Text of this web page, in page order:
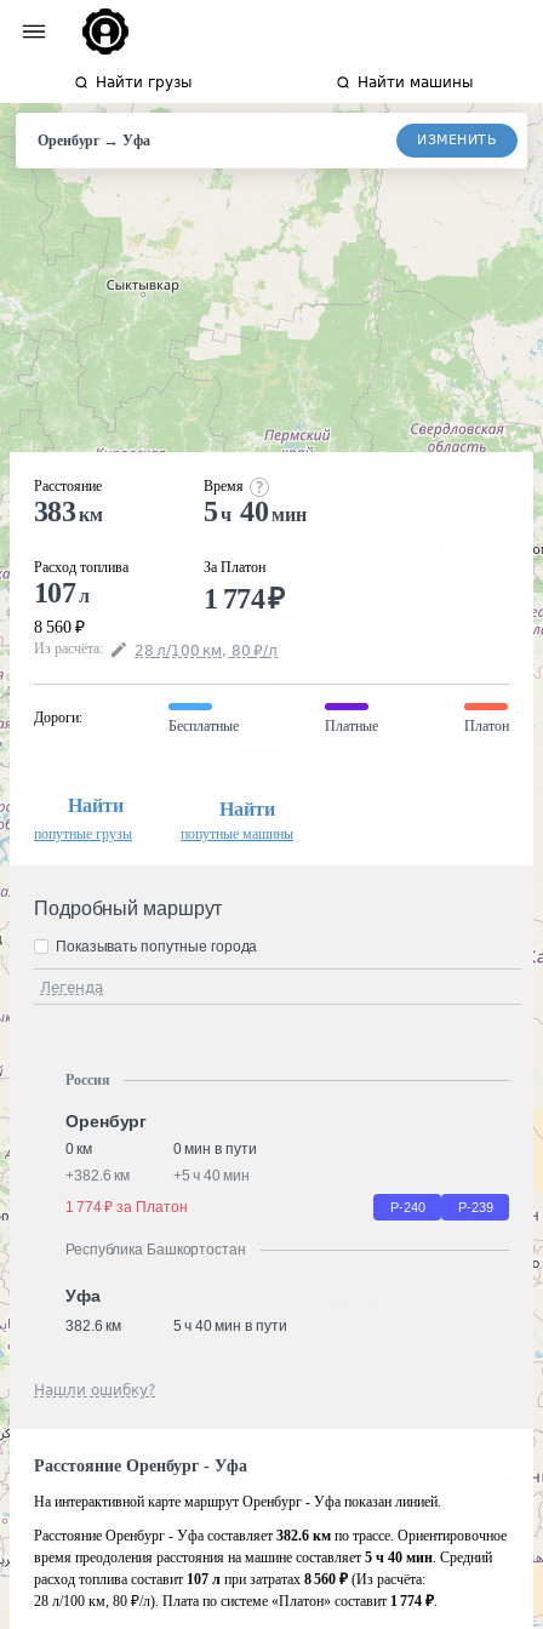
Найти грузы Найти машины
Оренбург→ Уфа ИЗМЕНИТЬ
Расстояние
383км
Расход топлива
107л
8 560 ₽
Время
5 ч 40мин
За Платон
1 774₽
Из расчёта: 28 л/100 км, 80 ₽/л
Дороги:
Бесплатные Платные Платон
Найти
попутные грузы
Найти
попутные машины
Подробный маршрут
Легенда
Показывать попутные города
Россия
Оренбург
0 км
0 мин в пути
+382.6 км +5 ч 40 мин
1 774 ₽ за Платон
Р-240 Р-239
Республика Башкортостан
Уфа
382.6 км 5 ч 40 мин в пути
Нашли ошибку?
Расстояние Оренбург - Уфа
На интерактивной карте маршрут Оренбург - Уфа показан линией.
Расстояние Оренбург - Уфа составляет 382.6 км по трассе. Ориентировочное
время преодоления расстояния на машине составляет 5 ч 40 мин. Средний
расход топлива составит 107 л при затратах 8 560 ₽ (Из расчёта:
28 л/100 км, 80 ₽/л). Плата по системе «Платон» составит 1 774 ₽.